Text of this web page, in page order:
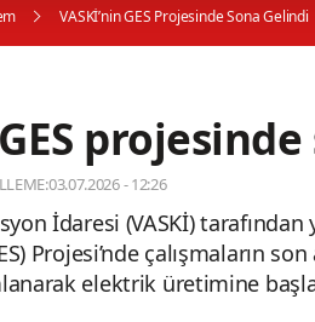
VASKİ’nin GES Projesinde Sona Gelindi
- 12:26
İdaresi (VASKİ) tarafından
Projesi’nde çalışmaların
elektrik üretimine